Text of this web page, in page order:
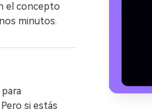
el concepto
minutos.
si estás